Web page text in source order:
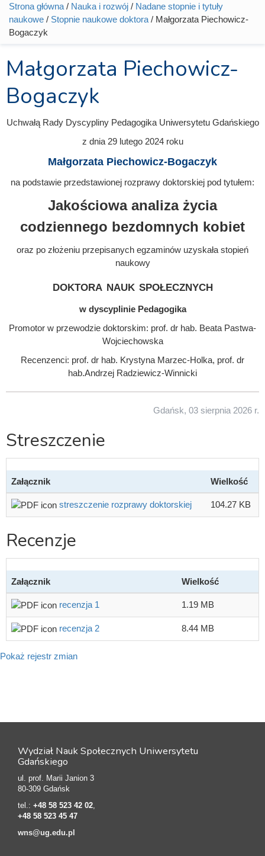
Jesteś tutaj
Strona główna / Nauka i rozwój / Nadane stopnie i tytuły
naukowe / Stopnie naukowe doktora / Małgorzata Piechowicz-
Bogaczyk
Małgorzata Piechowicz-
Bogaczyk
Uchwałą Rady Dyscypliny Pedagogika Uniwersytetu Gdańskiego
z dnia 29 lutego 2024roku
Małgorzata Piechowicz-Bogaczyk
na podstawie przedstawionej rozprawy doktorskiej pod tytułem:
Jakościowa analiza życia
codziennego bezdomnych kobiet
oraz po złożeniu przepisanych egzaminów uzyskała stopień
naukowy
doktora nauk społecznych
w dyscyplinie Pedagogika
Promotor w przewodzie doktorskim: prof. dr hab. Beata Pastwa-
Wojciechowska
Recenzenci: prof. dr hab. Krystyna Marzec-Holka, prof. dr
hab.Andrzej Radziewicz-Winnicki
Gdańsk, 03 sierpnia 2026 r.
Streszczenie
Załącznik Wielkość
streszczenie rozprawy doktorskiej 104.27 KB
Recenzje
Załącznik Wielkość
recenzja 1 1.19 MB
recenzja 2 8.44 MB
Pokaż rejestr zmian
Wydział Nauk Społecznych Uniwersytetu
Gdańskiego
ul. prof. Marii Janion 3
80-309 Gdańsk
tel.: +48 58 523 42 02
+48 58 523 45 47
wns@ug.edu.pl